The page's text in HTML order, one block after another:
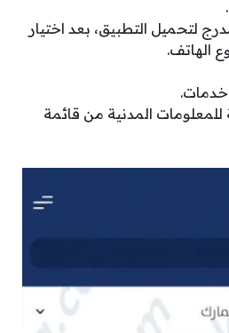
لتحميل التطبيق، بعد اختيار
الهاتف.
خدمات.
للمعلومات المدنية من قائمة